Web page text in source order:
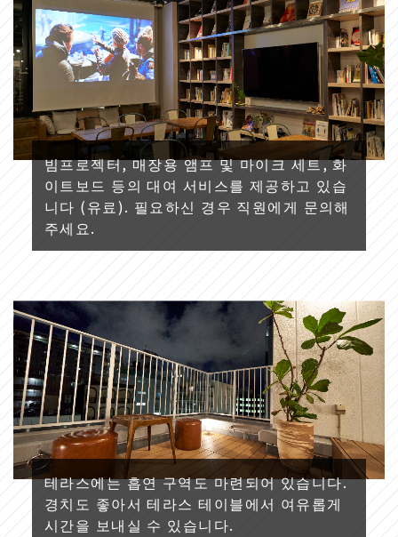
빔프로젝터, 매장용 앰프 및 마이크 세트, 화
이트보드 등의 대여 서비스를 제공하고 있습
니다 (유료). 필요하신 경우 직원에게 문의해
주세요.
테라스에는 흡연 구역도 마련되어 있습니다.
경치도 좋아서 테라스 테이블에서 여유롭게
시간을 보내실 수 있습니다.